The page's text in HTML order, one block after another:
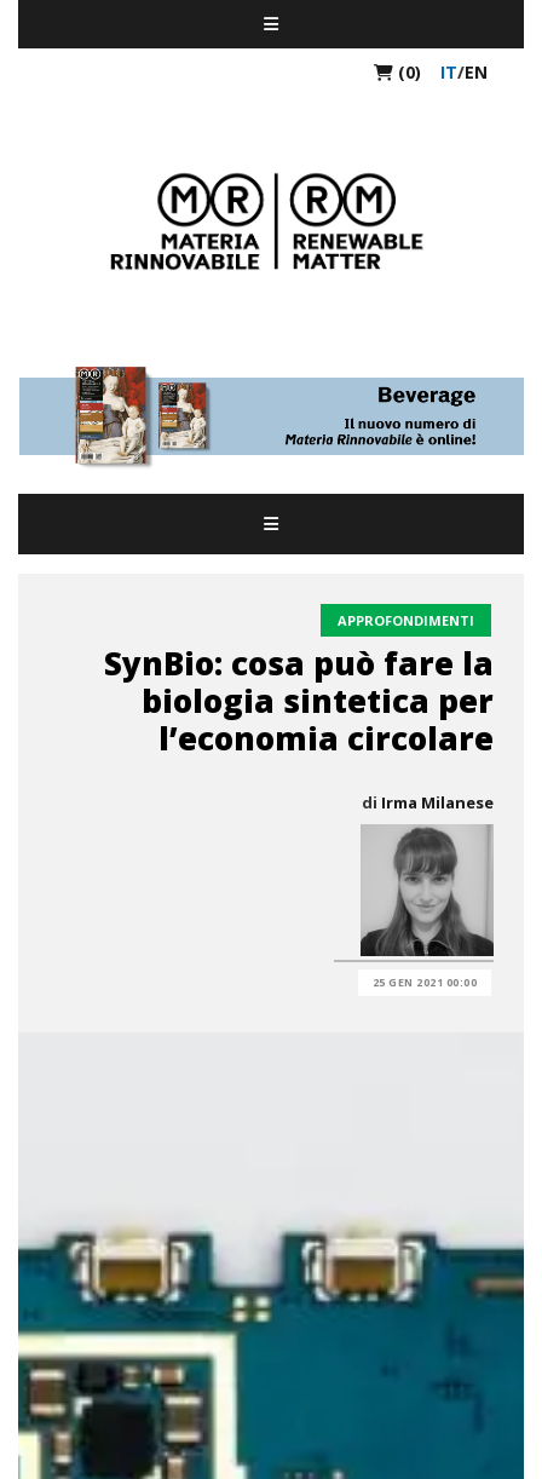
(0) IT/EN
APPROFONDIMENTI
SynBio: cosa può fare la
biologia sintetica per
l’economia circolare
di Irma Milanese
25 GEN 2021 00:00